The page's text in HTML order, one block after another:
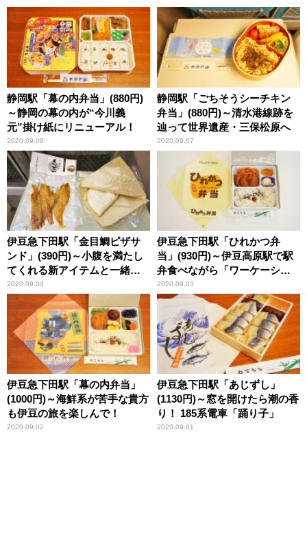
静岡駅「幕の内弁当」(880円)
～静岡の幕の内が“今川義
元”掛け紙にリニューアル！
2020.09.08
静岡駅「ごちそうシーチキン
弁当」(880円)～清水港線跡を
辿って世界遺産・三保松原へ
2020.09.07
伊豆急下田駅「金目鯛ピザサ
ンド」(390円)～小腹を満たし
てくれる新アイテムと一緒に
秋は伊豆で鉄道旅！
2020.09.04
伊豆急下田駅「ひれかつ弁
当」(930円)～伊豆高原駅で駅
弁食べながら「ワーケーショ
ン」やってみた！
2020.09.03
伊豆急下田駅「幕の内弁当」
(1000円)～海鮮系が苦手な貴方
も伊豆の旅を楽しんで！
2020.09.02
伊豆急下田駅「あじずし」
(1130円)～窓を開けたら潮の香
り！ 185系電車「踊り子」
2020.09.01